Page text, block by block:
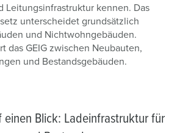
Leitungsinfrastruktur kennen. Das
unterscheidet grundsätzlich
und Nichtwohngebäuden.
das GEIG zwischen Neubauten,
und Bestandsgebäuden.
einen Blick: Ladeinfrastruktur für